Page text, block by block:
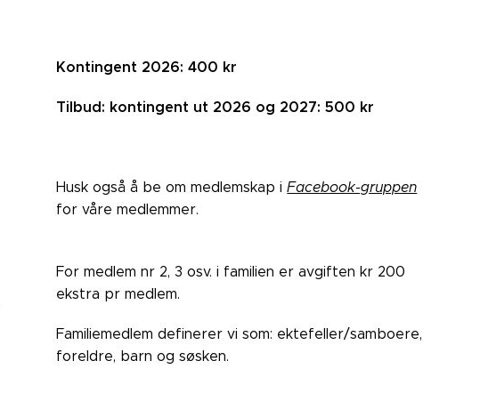
Kontingent 2026: 400 kr
Tilbud: kontingent ut 2026 og 2027: 500 kr
Husk også å be om medlemskap iFacebook-gruppen
for våre medlemmer.
For medlem nr 2, 3 osv. i familien er avgiften kr 200
ekstra pr medlem.
Familiemedlem definerer vi som: ektefeller/samboere,
foreldre, barn og søsken.